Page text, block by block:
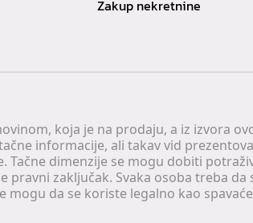
koja je na prodaju, a iz izvora
informacije, ali takav vid
Tačne dimenzije se mogu dobiti
pravni zaključak. Svaka osoba treba
da se koriste legalno kao
Zakup nekretnine